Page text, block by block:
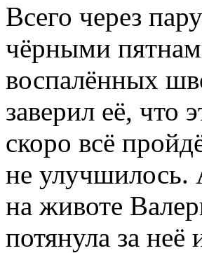
Всего через
чёрными
воспалённых
заверил её, что
скоро всё
не улучшилось.
на животе
потянула за